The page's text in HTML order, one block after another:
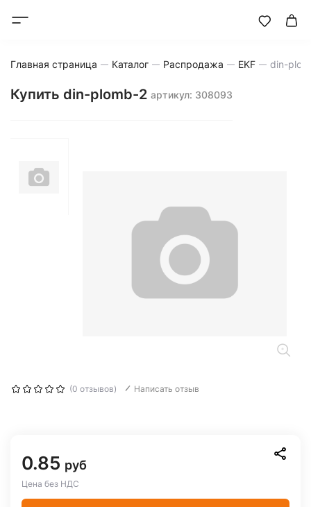
Главная страница Каталог Распродажа EKF din-
Купить din-plomb-2 артикул: 308093
(0 отзывов) Написать отзыв
0.85 руб
Цена без НДС